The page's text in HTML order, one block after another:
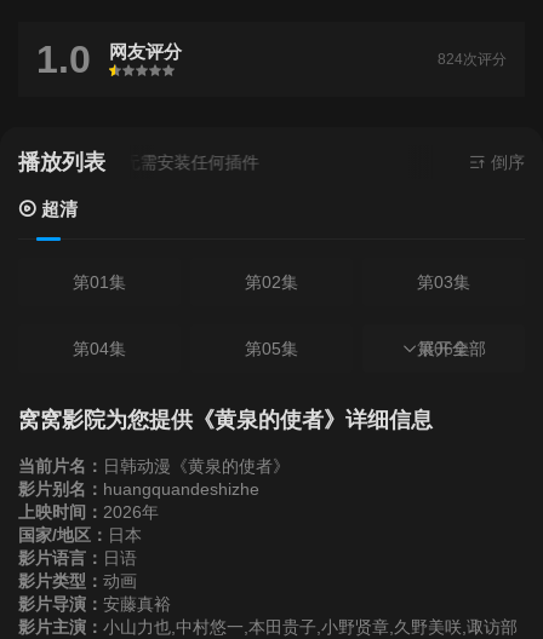
1.0 网友评分
很差
较差还行推荐力荐
824次评分
播放列表
源来源超清- 无需安装任何插件 倒序
超清
第01集 第02集 第03集
第04集 第05集 第06集
第07集 第08集 第09集
第10集
第13集
第16集 第17集
展开全部
窝窝影院为您提供《黄泉的使者》详细信息
当前片名： 日韩动漫《黄泉的使者》
影片别名： huangquandeshizhe
上映时间： 2026年
国家/地区： 日本
影片语言： 日语
影片类型： 动画
影片导演： 安藤真裕
影片主演： 小山力也,中村悠一,本田贵子,小野贤章,久野美咲,诹访部